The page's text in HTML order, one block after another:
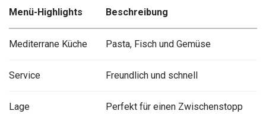
Menü-Highlights Beschreibung
Mediterrane Küche Pasta, Fisch und Gemüse
Service Freundlich und schnell
Lage Perfekt für einen Zwischenstopp